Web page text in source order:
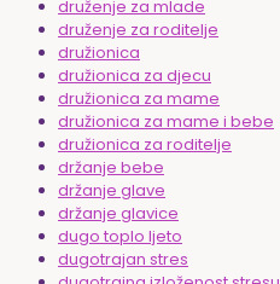
druženje za mlade
druženje za roditelje
družionica
družionica za djecu
družionica za mame
družionica za mame i bebe
družionica za roditelje
držanje bebe
držanje glave
držanje glavice
dugo toplo ljeto
dugotrajan stres